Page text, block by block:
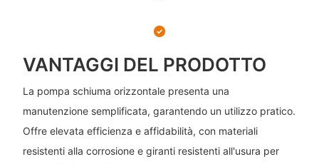
VANTAGGI DEL PRODOTTO
La pompa schiuma orizzontale presenta una
manutenzione semplificata, garantendo un utilizzo pratico.
Offre elevata efficienza e affidabilità, con materiali
resistenti alla corrosione e giranti resistenti all'usura per